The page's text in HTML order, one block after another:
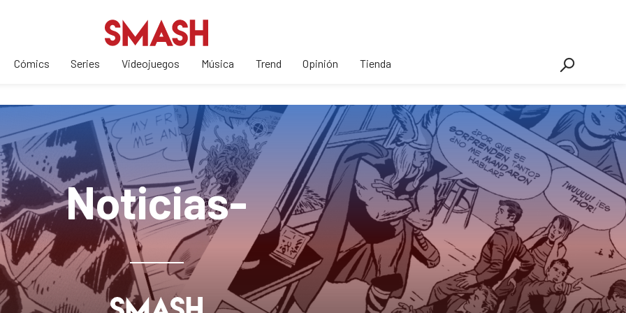
Cómics Series Videojuegos Música Trend Opinión Tienda
Noticias-